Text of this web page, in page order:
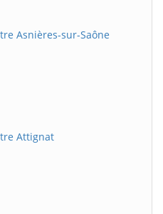
Asnières-sur-Saône
Attignat